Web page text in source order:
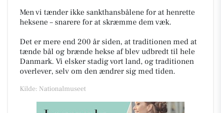
Men vi tænder ikke sankthansbålene for at henrette
heksene – snarere for at skræmme dem væk.
Det er mere end 200 år siden, at traditionen med at
tænde bål og brænde hekse af blev udbredt til hele
Danmark. Vi elsker stadig vort land, og traditionen
overlever, selv om den ændrer sig med tiden.
Kilde: Nationalmuseet